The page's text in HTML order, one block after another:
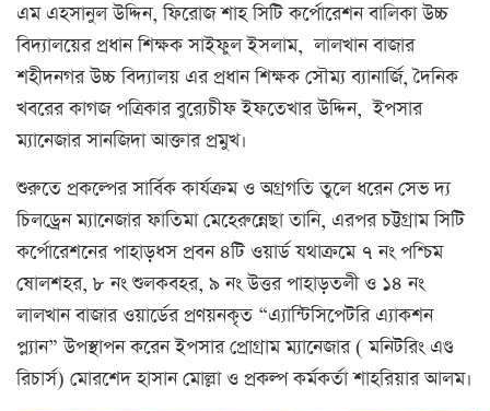
এম এহসানুল উদ্দিন, ফিরোজ শাহ সিটি কর্পোরেশন বালিকা উচ্চ
বিদ্যালয়ের প্রধান শিক্ষক সাইফুল ইসলাম, লালখান বাজার
শহীদনগর উচ্চ বিদ্যালয় এর প্রধান শিক্ষক সৌম্য ব্যানার্জি, দৈনিক
খবরের কাগজ পত্রিকার বুর‍্যেচীফ ইফতেখার উদ্দিন, ইপসার
ম্যানেজার সানজিদা আক্তার প্রমুখ।
শুরুতে প্রকল্পের সার্বিক কার্যক্রম ও অগ্রগতি তুলে ধরেন সেভ দ্য
চিলড্রেন ম্যানেজার ফাতিমা মেহেরুন্নেছা তানি, এরপর চট্টগ্রাম সিটি
কর্পোরেশনের পাহাড়ধস প্রবন ৪টি ওয়ার্ড যথাক্রমে ৭ নং পশ্চিম
ষোলশহর, ৮ নং শুলকবহর, ৯ নং উত্তর পাহাড়তলী ও ১৪ নং
লালখান বাজার ওয়ার্ডের প্রণয়নকৃত “এ্যান্টিসিপেটরি এ্যাকশন
প্ল্যান” উপস্থাপন করেন ইপসার প্রোগ্রাম ম্যানেজার ( মনিটরিং এণ্ড
রিচার্স) মোরশেদ হাসান মোল্লা ও প্রকল্প কর্মকর্তা শাহরিয়ার আলম।